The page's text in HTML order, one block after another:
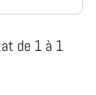
de 1 à 1